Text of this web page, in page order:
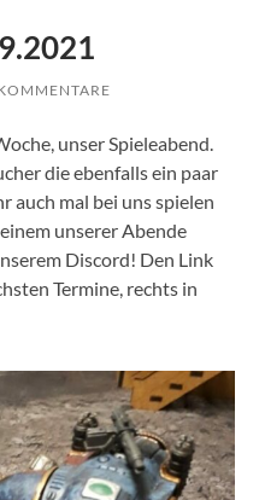
unser Spieleabend.
die ebenfalls ein paar
auch mal bei uns spielen
unserer Abende
Discord! Den Link
Termine, rechts in